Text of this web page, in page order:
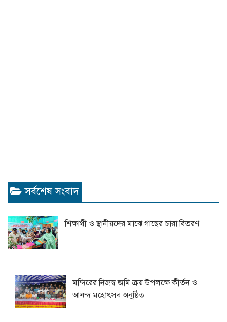
সর্বশেষ সংবাদ
শিক্ষার্থী ও স্থানীয়দের মাঝে গাছের চারা বিতরণ
মন্দিরের নিজস্ব জমি ক্রয় উপলক্ষে কীর্তন ও
আনন্দ মহোৎসব অনুষ্ঠিত